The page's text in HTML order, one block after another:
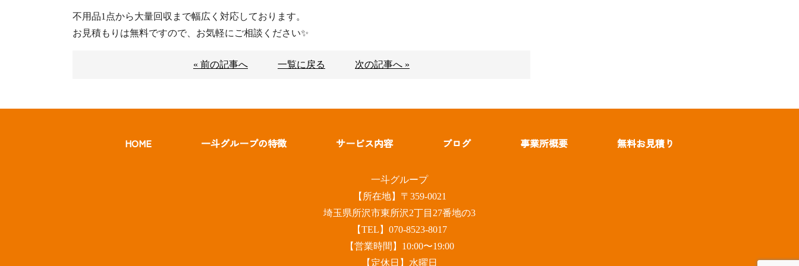
不用品1点から大量回収まで幅広く対応しております。
お見積もりは無料ですので、お気軽にご相談ください✨
« 前の記事へ 一覧に戻る 次の記事へ »
HOME 一斗グループの特徴 サービス内容 ブログ 事業所概要 無料お見積り
一斗グループ
【所在地】〒359-0021
埼玉県所沢市東所沢2丁目27番地の3
【TEL】070-8523-8017
【営業時間】10:00〜19:00
【定休日】水曜日